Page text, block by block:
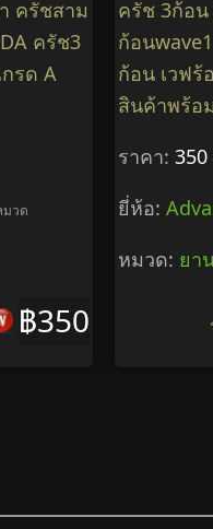
ครัชสาม
ครัช3
รด A
วด
฿350
ครัช 3ก้อน
ก้อน
ก้อน เวฟร้
สินค้าพร้อ
ราคา:
ยี่ห้อ:
หมวด: ยา